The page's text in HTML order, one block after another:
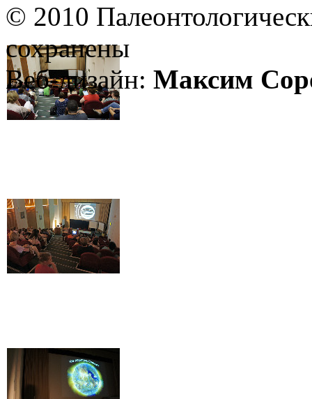
© 2010
сохранены
Веб-дизайн: Максим